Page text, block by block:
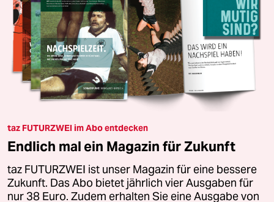
taz FUTURZWEI im Abo entdecken
Endlich mal ein Magazin für Zukunft
taz FUTURZWEI ist unser Magazin für eine bessere
Zukunft. Das Abo bietet jährlich vier Ausgaben für
nur 38 Euro. Zudem erhalten Sie eine Ausgabe von